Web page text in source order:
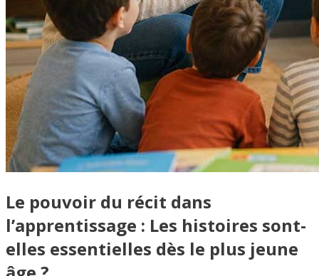
Le pouvoir du récit dans
l’apprentissage : Les histoires sont-
elles essentielles dès le plus jeune